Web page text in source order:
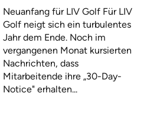
Neuanfang für LIV Golf Für LIV
Golf neigt sich ein turbulentes
Jahr dem Ende. Noch im
vergangenen Monat kursierten
Nachrichten, dass
Mitarbeitende ihre „30-Day-
Notice" erhalten...